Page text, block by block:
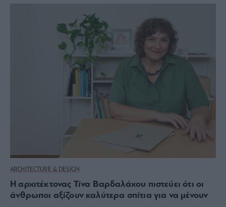
ARCHITECTURE & DESIGN
Η αρχιτέκτονας Τίνα Βαρδαλάχου πιστεύει ότι οι
άνθρωποι αξίζουν καλύτερα σπίτια για να μένουν